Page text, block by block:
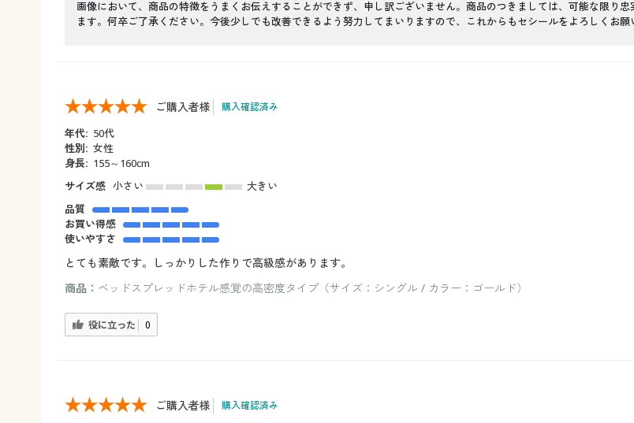
画像において、商品の特徴をうまくお伝えすることができず、申し訳ございません。商品のつきましては、可能な限り
ます。何卒ご了承ください。今後少しでも改善できるよう努力してまいりますので、これからもセシールをよろしくお願
ご購入者様 購入確認済み
年代: 50代
性別: 女性
身長: 155～160cm
サイズ感 小さい
大きい
品質
お買い得感
使いやすさ
とても素敵です。しっかりした作りで高級感があります。
商品： ベッドスプレッドホテル感覚の高密度タイプ（サイズ：シングル / カラー：ゴールド）
役に立った 0
ご購入者様 購入確認済み